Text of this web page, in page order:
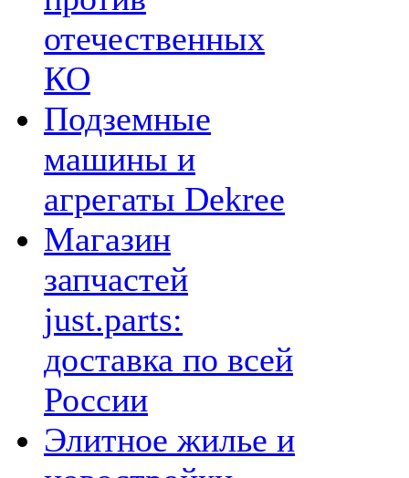
отечественных
КО
Подземные
машины и
агрегаты Dekree
Магазин
запчастей
just.parts:
доставка по всей
России
Элитное жилье и